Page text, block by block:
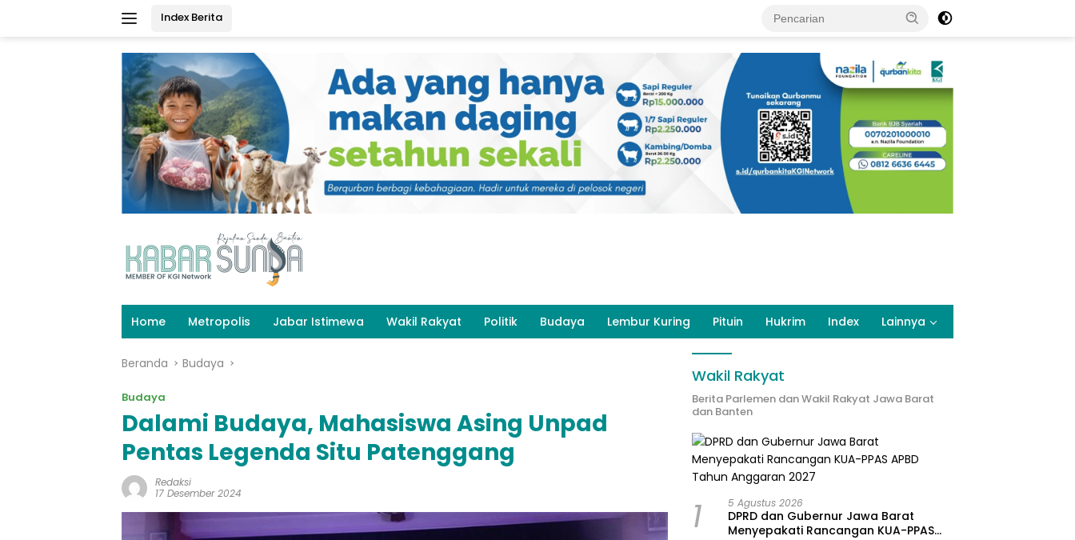
Index Berita
Home Metropolis Jabar Istimewa Wakil Rakyat Politik Budaya Lembur Kuring Pituin Hukrim Index Lainnya
Beranda Budaya
Budaya
Dalami Budaya, Mahasiswa Asing Unpad
Pentas Legenda Situ Patenggang
Redaksi
17 Desember 2024
Wakil Rakyat
Berita Parlemen dan Wakil Rakyat Jawa Barat
dan Banten
1 5 Agustus 2026
DPRD dan Gubernur Jawa Barat
Menyepakati Rancangan KUA-PPAS